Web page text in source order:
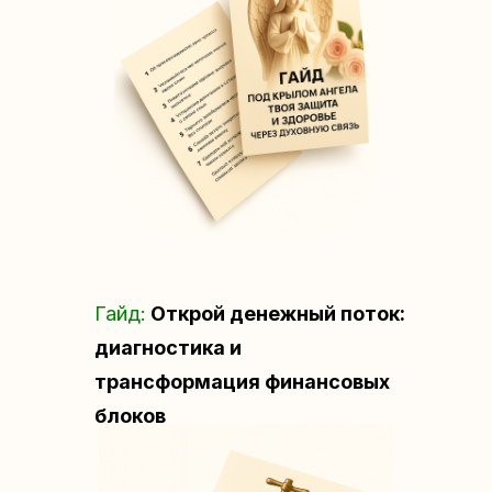
Гайд: Открой денежный поток:
диагностика и
трансформация финансовых
блоков
ПРОГРАММА
МАРАФОНА